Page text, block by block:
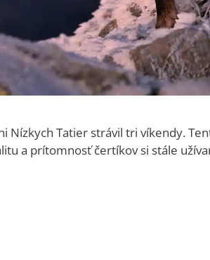
Tatier strávil tri víkendy.
a prítomnosť čertíkov si stále